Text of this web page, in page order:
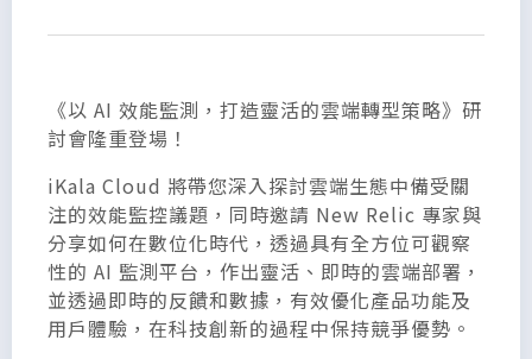
《以 AI 效能監測，打造靈活的雲端轉型策略》研
討會隆重登場！
iKala Cloud 將帶您深入探討雲端生態中備受關
注的效能監控議題，同時邀請 New Relic 專家與
分享如何在數位化時代，透過具有全方位可觀察
性的 AI 監測平台，作出靈活、即時的雲端部署，
並透過即時的反饋和數據，有效優化產品功能及
用戶體驗，在科技創新的過程中保持競爭優勢。